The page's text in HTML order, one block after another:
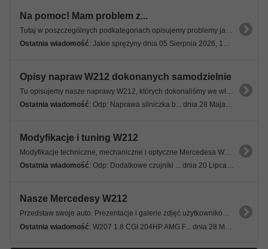
Na pomoc! Mam problem z...
Tutaj w poszczególnych podkategoriach opisujemy problemy jakie trapią nasze Mercedesy W212.
Ostatnia wiadomość: Jakie sprężyny dnia 05 Sierpnia 2026, 17:23 47s
Opisy napraw W212 dokonanych samodzielnie
Tu opisujemy nasze naprawy W212, których dokonaliśmy we własnym zakresie. Nie zgłaszamy tu problemów tylko podajemy gotowe rozwiązania.
Ostatnia wiadomość: Odp: Naprawa silniczka b... dnia 28 Maja 2025, 22:20 34s
Modyfikacje i tuning W212
Modyfikacje techniczne, mechaniczne i optyczne Mercedesa W212.
Ostatnia wiadomość: Odp: Dodatkowe czujniki ... dnia 20 Lipca 2026, 20:13 46s
Nasze Mercedesy W212
Przedstaw swoje auto. Prezentacje i galerie zdjęć użytkowników Forum. Pokaż swoje auto!
Ostatnia wiadomość: W207 1.8 CGI 204HP AMG F... dnia 28 Marca 2025, 21:20 03s